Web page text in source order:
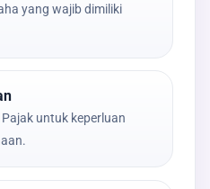
yang wajib dimiliki
untuk keperluan